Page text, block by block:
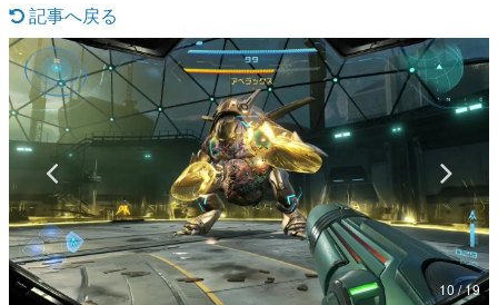
マンガ
女性向け
アプリレビュー
その他
電ファミニコゲーマーとは？
運営：株式会社マレ
記事へ戻る
10 / 19